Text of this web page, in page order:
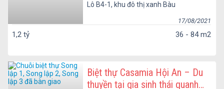
Lô B4-1, khu đô thị xanh Bàu
17/08/2021
1,2 tỷ 36 - 84 m2
Biệt thự Casamia Hội An – Du
thuyền tại gia sinh thái quanh